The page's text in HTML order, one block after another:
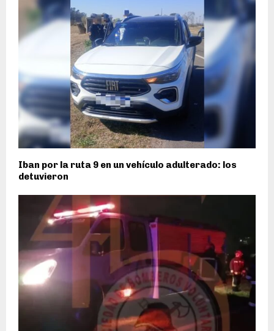
Iban por la ruta 9 en un vehículo adulterado: los
detuvieron